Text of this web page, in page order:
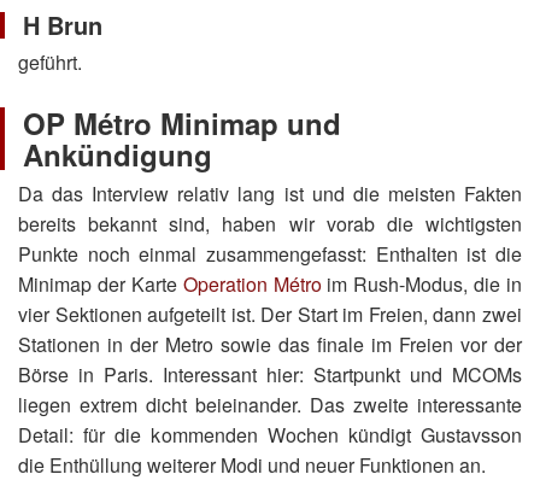
H Brun
geführt.
OP Métro Minimap und
Ankündigung
Da das Interview relativ lang ist und die meisten Fakten
bereits bekannt sind, haben wir vorab die wichtigsten
Punkte noch einmal zusammengefasst: Enthalten ist die
Minimap der Karte Operation Métroim Rush-Modus, die in
vier Sektionen aufgeteilt ist. Der Start im Freien, dann zwei
Stationen in der Metro sowie das finale im Freien vor der
Börse in Paris. Interessant hier: Startpunkt und MCOMs
liegen extrem dicht beieinander. Das zweite interessante
Detail: für die kommenden Wochen kündigt Gustavsson
die Enthüllung weiterer Modi und neuer Funktionen an.